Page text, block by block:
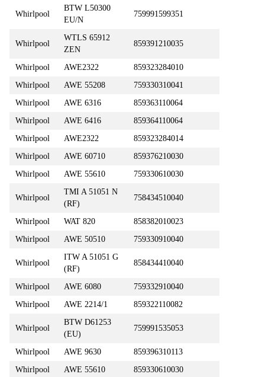
Whirlpool
BTW L50300
EU/N
759991599351
Whirlpool
WTLS 65912
ZEN
859391210035
Whirlpool AWE2322
859323284010
Whirlpool
AWE 55208
759330310041
Whirlpool
AWE 6316
859363110064
Whirlpool
AWE 6416
859364110064
Whirlpool
AWE2322
859323284014
Whirlpool
AWE 60710
859376210030
Whirlpool
AWE 55610 759330610030
Whirlpool
TMI A 51051 N
(RF)
758434510040
Whirlpool WAT 820
858382010023
Whirlpool
AWE 50510 759330910040
Whirlpool
ITW A 51051 G
(RF)
858434410040
Whirlpool AWE 6080
759332910040
Whirlpool
AWE 2214/1 859322110082
Whirlpool
BTW D61253
(EU)
759991535053
Whirlpool AWE 9630
859396310113
Whirlpool
AWE 55610
859330610030